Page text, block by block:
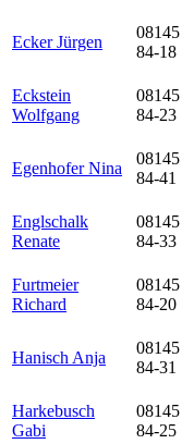
Ecker Jürgen
08145
84-18
Eckstein
Wolfgang
08145
84-23
Egenhofer Nina
08145
84-41
Englschalk
Renate
08145
84-33
Furtmeier
Richard
08145
84-20
Hanisch Anja
08145
84-31
Harkebusch
Gabi
08145
84-25